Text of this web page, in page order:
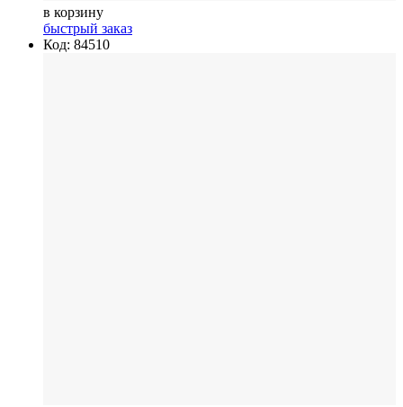
в корзину
быстрый заказ
Код: 84510